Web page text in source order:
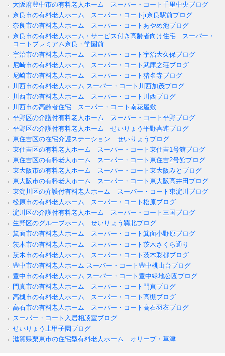
大阪府豊中市の有料老人ホーム スーパー・コート千里中央ブログ
奈良市の有料老人ホーム スーパー・コートjr奈良駅前ブログ
奈良市の有料老人ホーム スーパー・コートあやめ池ブログ
奈良市の有料老人ホーム・サービス付き高齢者向け住宅 スーパー・
コートプレミアム奈良・学園前
宇治市の有料老人ホーム スーパー・コート宇治大久保ブログ
尼崎市の有料老人ホーム スーパー・コート武庫之荘ブログ
尼崎市の有料老人ホーム スーパー・コート猪名寺ブログ
川西市の有料老人ホーム スーパー・コート川西加茂ブログ
川西市の有料老人ホーム スーパー・コート川西ブログ
川西市の高齢者住宅 スーパー・コート南花屋敷
平野区の介護付有料老人ホーム スーパー・コート平野ブログ
平野区の介護付有料老人ホーム せいりょう平野喜連ブログ
東住吉区の在宅介護ステーション せいりょうブログ
東住吉区の有料老人ホーム スーパー・コート東住吉1号館ブログ
東住吉区の有料老人ホーム スーパー・コート東住吉2号館ブログ
東大阪市の有料老人ホーム スーパー・コート東大阪みとブログ
東大阪市の有料老人ホーム スーパー・コート東大阪高井田ブログ
東淀川区の介護付有料老人ホーム スーパー・コート東淀川ブログ
松原市の有料老人ホーム スーパー・コート松原ブログ
淀川区の介護付有料老人ホーム スーパー・コート三国ブログ
生野区のグループホーム せいりょう巽北ブログ
箕面市の有料老人ホーム スーパー・コート箕面小野原ブログ
茨木市の有料老人ホーム スーパー・コート茨木さくら通り
茨木市の有料老人ホーム スーパー・コート茨木彩都ブログ
豊中市の有料老人ホーム スーパー・コート豊中桃山台ブログ
豊中市の有料老人ホーム スーパー・コート豊中緑地公園ブログ
門真市の有料老人ホーム スーパー・コート門真ブログ
高槻市の有料老人ホーム スーパー・コート高槻ブログ
高石市の有料老人ホーム スーパー・コート高石羽衣ブログ
スーパー・コート入居相談室ブログ
せいりょう上甲子園ブログ
滋賀県栗東市の住宅型有料老人ホーム オリーブ・草津